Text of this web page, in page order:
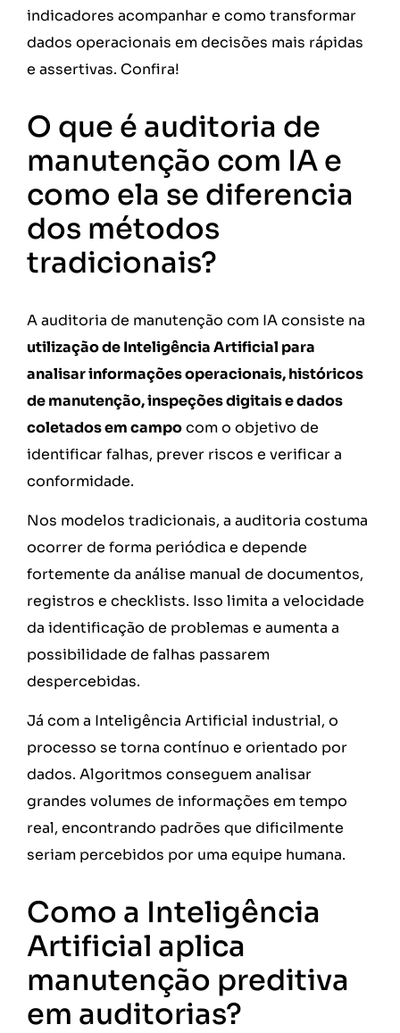
indicadores acompanhar e como transformar
dados operacionais em decisões mais rápidas
e assertivas. Confira!
O que é auditoria de
manutenção com IA e
como ela se diferencia
dos métodos
tradicionais?
A auditoria de manutenção com IA consiste na
utilização de Inteligência Artificial para
analisar informações operacionais, históricos
de manutenção, inspeções digitais e dados
coletados em campocom o objetivo de
identificar falhas, prever riscos e verificar a
conformidade.
Nos modelos tradicionais, a auditoria costuma
ocorrer de forma periódica e depende
fortemente da análise manual de documentos,
registros e checklists. Isso limita a velocidade
da identificação de problemas e aumenta a
possibilidade de falhas passarem
despercebidas.
Já com a Inteligência Artificial industrial, o
processo se torna contínuo e orientado por
dados. Algoritmos conseguem analisar
grandes volumes de informações em tempo
real, encontrando padrões que dificilmente
seriam percebidos por uma equipe humana.
Como a Inteligência
Artificial aplica
manutenção preditiva
em auditorias?